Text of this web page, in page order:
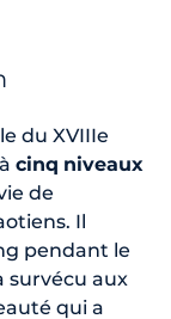
du XVIIIe
cinq niveaux
de
Il
pendant le
survécu aux
qui a